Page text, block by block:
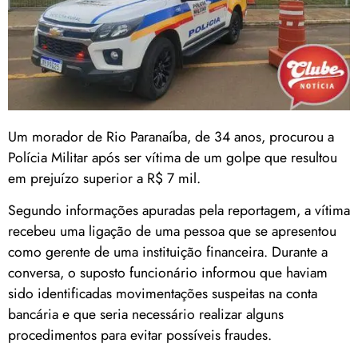
Um morador de Rio Paranaíba, de 34 anos, procurou a
Polícia Militar após ser vítima de um golpe que resultou
em prejuízo superior a R$ 7 mil.
Segundo informações apuradas pela reportagem, a vítima
recebeu uma ligação de uma pessoa que se apresentou
como gerente de uma instituição financeira. Durante a
conversa, o suposto funcionário informou que haviam
sido identificadas movimentações suspeitas na conta
bancária e que seria necessário realizar alguns
procedimentos para evitar possíveis fraudes.